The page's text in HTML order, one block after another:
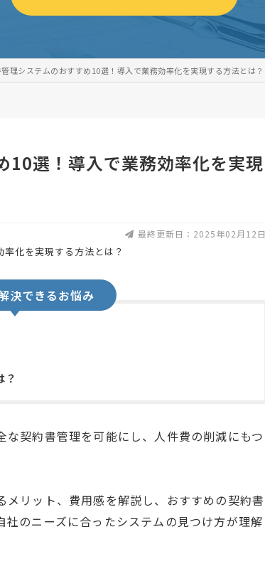
理システムのおすすめ10選！導入で業務効率化を実現する方法とは？
10選！導入で業務効率化を実現
最終更新日：2025年02月12日
決できるお悩み
契約書管理を可能にし、人件費の削減にもつ
リット、費用感を解説し、おすすめの契約書
のニーズに合ったシステムの見つけ方が理解